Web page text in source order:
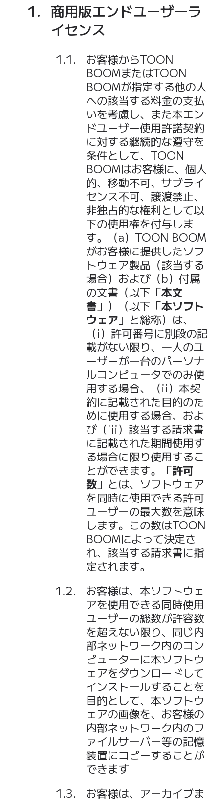
商用版エンドユーザーラ
イセンス
お客様からTOON
BOOMまたはTOON
BOOMが指定する他の人
への該当する料金の支払
いを考慮し、また本エン
ドユーザー使用許諾契約
に対する継続的な遵守を
条件として、TOON
BOOMはお客様に、個人
的、移動不可、サブライ
センス不可、譲渡禁止、
非独占的な権利として以
下の使用権を付与しま
す。（a）TOON BOOM
がお客様に提供したソフ
トウェア製品（該当する
場合）および（b）付属
の文書（以下「本文
書 」）（以下「本ソフト
ウェア 」と総称）は、
（i）許可番号に別段の記
載がない限り、一人のユ
ーザーが一台のパーソナ
ルコンピュータでのみ使
用する場合、（ii）本契
約に記載された目的のた
めに使用する場合、およ
び（iii）該当する請求書
に記載された期間使用す
る場合に限り使用するこ
とができます。「許可
数 」とは、ソフトウェア
を同時に使用できる許可
ユーザーの最大数を意味
します。この数はTOON
BOOMによって決定さ
れ、該当する請求書に指
定されます。
お客様は、本ソフトウェ
アを使用できる同時使用
ユーザーの総数が許容数
を超えない限り、同じ内
部ネットワーク内のコン
ピューターに本ソフトウ
ェアをダウンロードして
インストールすることを
目的として、本ソフトウ
ェアの画像を、お客様の
内部ネットワーク内のフ
ァイルサーバー等の記憶
装置にコピーすることが
できます
お客様は、アーカイブま